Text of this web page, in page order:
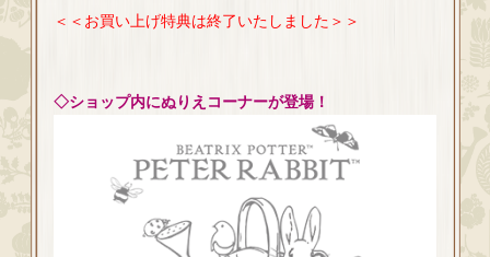
＜＜お買い上げ特典は終了いたしました＞＞
◇ショップ内にぬりえコーナーが登場！